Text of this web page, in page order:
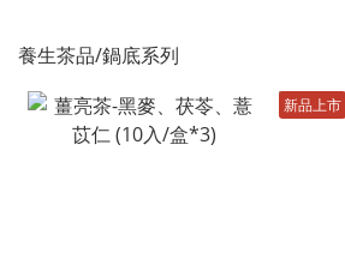
養生茶品/鍋底系列
新品上市